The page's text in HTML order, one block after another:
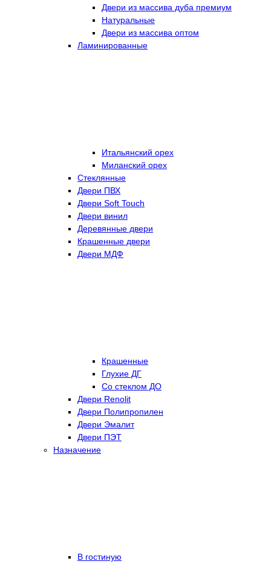
Двери из массива дуба премиум
Натуральные
Двери из массива оптом
Ламинированные
Итальянский орех
Миланский орех
Стеклянные
Двери ПВХ
Двери Soft Touch
Двери винил
Деревянные двери
Крашенные двери
Двери МДФ
Крашенные
Глухие ДГ
Со стеклом ДО
Двери Renolit
Двери Полипропилен
Двери Эмалит
Двери ПЭТ
Назначение
В гостиную